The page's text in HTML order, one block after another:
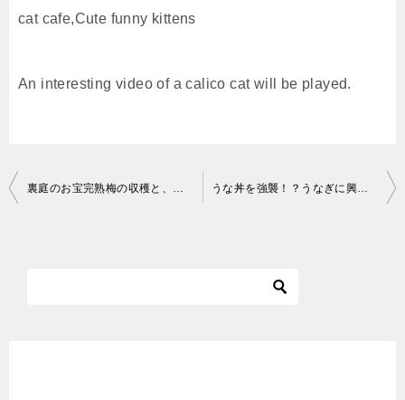
cat cafe,Cute funny kittens
An interesting video of a calico cat will be played.
投
裏庭のお宝完熟梅の収穫と、その甘い香りに誘われて集まって来た猫達 うな丼を強襲！？うなぎに興味津々すぎる猫☆傍から離れないリキちゃんｗ【リキちゃんねる・猫動画】キジシロねこのいる暮らし